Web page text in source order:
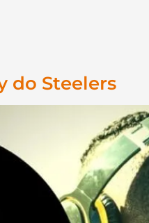
do Steelers